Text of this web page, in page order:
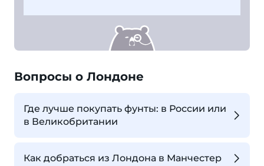
Вопросы о Лондоне
Где лучше покупать фунты: в России или
в Великобритании
Как добраться из Лондона в Манчестер